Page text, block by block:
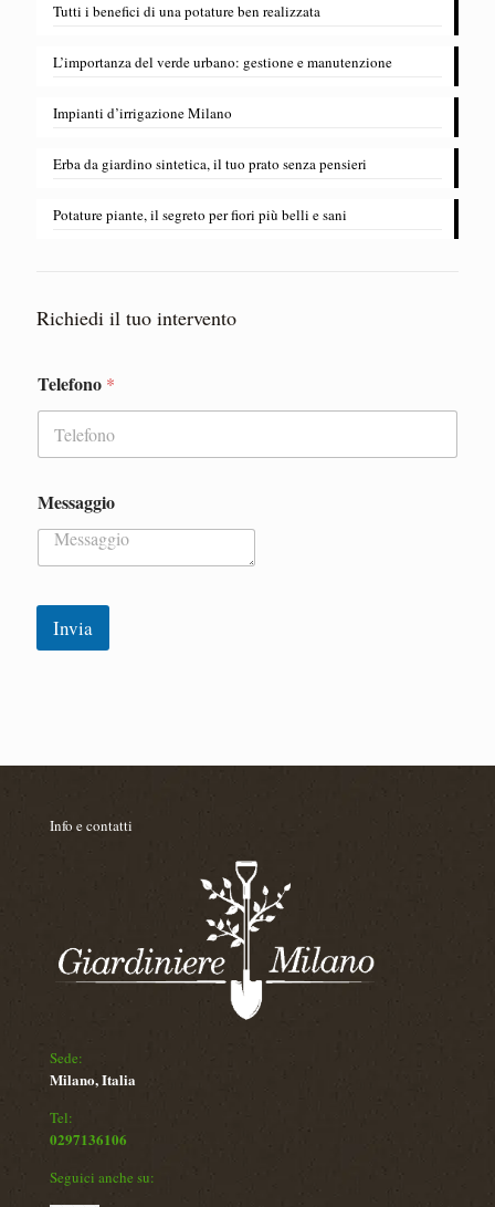
Tutti i benefici di una potature ben realizzata
L’importanza del verde urbano: gestione e manutenzione
​Impianti d’irrigazione Milano
Erba da giardino sintetica, il tuo prato senza pensieri
Potature piante, il segreto per fiori più belli e sani
Richiedi il tuo intervento
*
*
Telefono *
Messaggio
Invia
Info e contatti
Sede:
Milano, Italia
Tel:
0297136106
Seguici anche su: